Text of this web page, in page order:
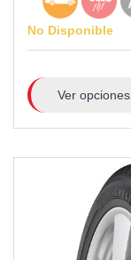
No Disponible
Ver opciones